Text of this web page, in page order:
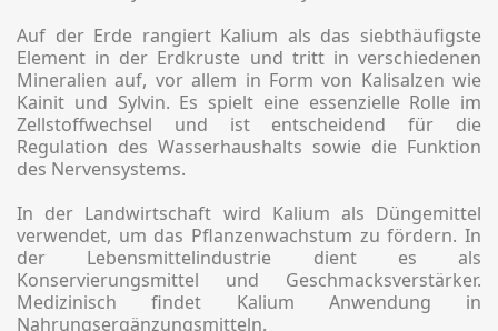
Auf der Erde rangiert Kalium als das siebthäufigste
Element in der Erdkruste und tritt in verschiedenen
Mineralien auf, vor allem in Form von Kalisalzen wie
Kainit und Sylvin. Es spielt eine essenzielle Rolle im
Zellstoffwechsel und ist entscheidend für die
Regulation des Wasserhaushalts sowie die Funktion
des Nervensystems.
In der Landwirtschaft wird Kalium als Düngemittel
verwendet, um das Pflanzenwachstum zu fördern. In
der Lebensmittelindustrie dient es als
Konservierungsmittel und Geschmacksverstärker.
Medizinisch findet Kalium Anwendung in
Nahrungsergänzungsmitteln.